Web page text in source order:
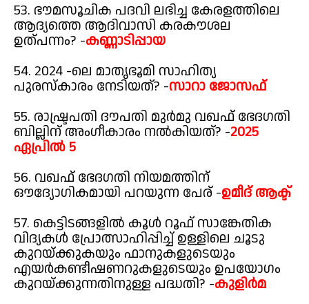
53. ഭൗമസൂചിക പദവി ലഭിച്ച കേരളത്തിലെ
ആദ്യത്തെ ആദിവാസി കരകൗശല
ഉത്പന്നം? -കണ്ണാടിപ്പായ
54. 2024 -ലെ മാതൃഭൂമി സാഹിത്യ
പുരസ്കാരം നേടിയത്? -സാറാ ജോസഫ്
55. രാഷ്ട്രപതി ദൗപതി മുർമു വഖഫ് ഭേദഗതി
ബില്ലിന് അംഗീകാരം നൽകിയത്? -2025
ഏപ്രിൽ 5
56. വഖഫ് ഭേദഗതി നിയമത്തിന്
ഔദ്യോഗികമായി പറയുന്ന പേര് -ഉമീദ് ആക്ട്
57. കെട്ടിടങ്ങളിൽ കൂൾ റൂഫ് സാങ്കേതിക
വിദ്യകൾ പ്രോത്സാഹിപ്പിച്ച് ഉള്ളിലെ ചൂടു
കുറയ്ക്കുകയും ഫാനുകളുടെയും
എയർകണ്ടീഷണറുകളുടെയും ഉപയോഗം
കുറയ്ക്കുന്നതിനുള്ള പദ്ധതി? -കുളിർമ